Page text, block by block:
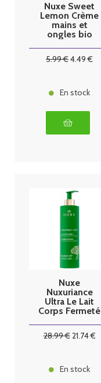
Nuxe Sweet
Lemon Crème
mains et
ongles bio
5.99€4.49 €
En stock
Nuxe
Nuxuriance
Ultra Le Lait
Corps Fermeté
28.99€21.74€
En stock